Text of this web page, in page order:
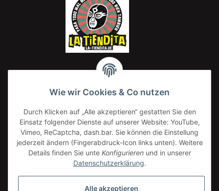
Isadora Frijoles Refritos Bayos / helles
Bohnenmus 220g
2,20 €
10,00 € pro 1 kg
Wie wir Cookies & Co nutzen
Durch Klicken auf „Alle akzeptieren“ gestatten Sie den
Einsatz folgender Dienste auf unserer Website: YouTube,
Vimeo, ReCaptcha, dash.bar. Sie können die Einstellung
jederzeit ändern (Fingerabdruck-Icon links unten). Weitere
Details finden Sie unte Konfigurierenund in unserer
Datenschutzerklärung.
Alle akzeptieren